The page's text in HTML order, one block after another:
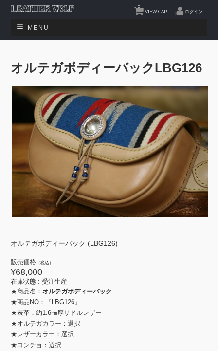
VIEW CART
0
ログイン
MENU
オルテガボディーバックLBG126
オルテガボディーバック (LBG126)
販売価格 （税込）
¥68,000
在庫状態 :受注生産
★商品名：オルテガボディーバック
★商品NO：『LBG126』
★表革：約1.6㎜厚サドルレザー
★オルテガカラー：選択
★レザーカラー：選択
★コンチョ：選択